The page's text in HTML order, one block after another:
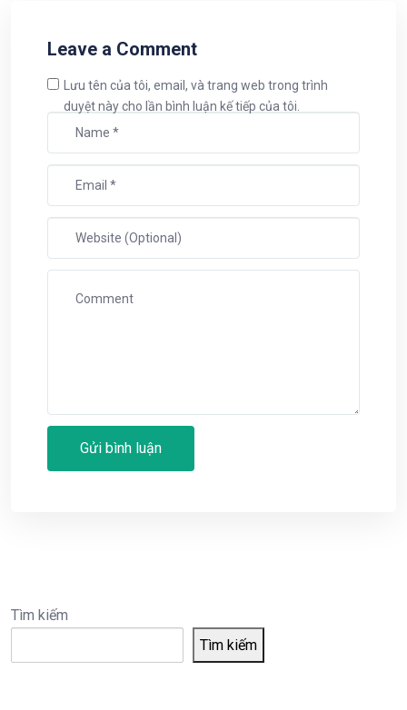
Leave a Comment
Lưu tên của tôi, email, và trang web trong trình
duyệt này cho lần bình luận kế tiếp của tôi.
Tìm kiếm
Tìm kiếm